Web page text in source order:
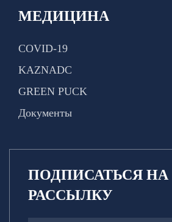
МЕДИЦИНА
COVID-19
KAZNADC
GREEN PUCK
Документы
ПОДПИСАТЬСЯ НА
РАССЫЛКУ